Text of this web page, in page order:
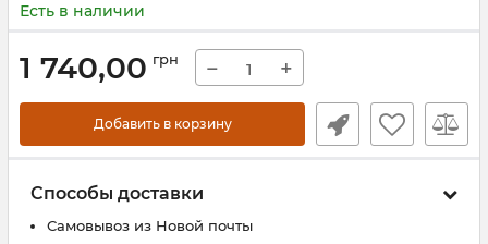
Есть в наличии
1 740,00 грн − +
Добавить в корзину
Способы доставки
Самовывоз из Новой почты